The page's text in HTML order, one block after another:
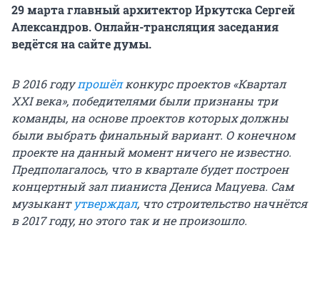
29 марта главный архитектор Иркутска Сергей
Александров. Онлайн-трансляция заседания
ведётся на сайте думы.
В 2016 годупрошёлконкурс проектов «Квартал
XXI века», победителями были признаны три
команды, на основе проектов которых должны
были выбрать финальный вариант. О конечном
проекте на данный момент ничего не известно.
Предполагалось, что в квартале будет построен
концертный зал пианиста Дениса Мацуева. Сам
музыкантутверждал, что строительство начнётся
в 2017 году, но этого так и не произошло.